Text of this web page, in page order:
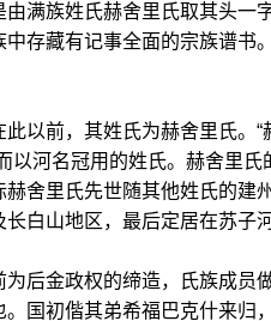
族姓氏赫舍里氏取其头一
存藏有记事全面的宗族谱书
前，其姓氏为赫舍里氏。“
以河名冠用的姓氏。赫舍里
舍里氏先世随其他姓氏的建
白山地区，最后定居在苏子
金政权的缔造，氏族成员
国初偕其弟希福巴克什来归